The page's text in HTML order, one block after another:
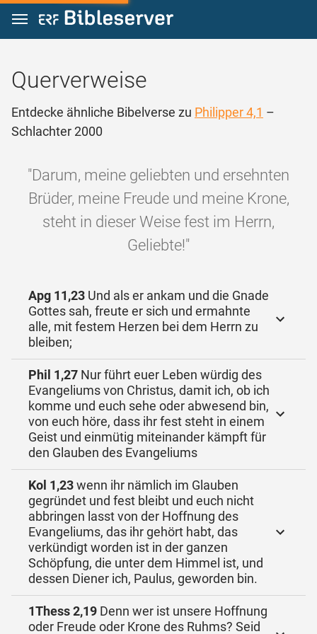
Zum Inhalt springen
Querverweise
Entdecke ähnliche Bibelverse zu Philipper 4,1 –
Schlachter 2000
"Darum, meine geliebten und ersehnten
Brüder, meine Freude und meine Krone,
steht in dieser Weise fest im Herrn,
Geliebte!"
Apg 11,23 Und als er ankam und die Gnade
Gottes sah, freute er sich und ermahnte
alle, mit festem Herzen bei dem Herrn zu
bleiben;
Phil 1,27 Nur führt euer Leben würdig des
Evangeliums von Christus, damit ich, ob ich
komme und euch sehe oder abwesend bin,
von euch höre, dass ihr fest steht in einem
Geist und einmütig miteinander kämpft für
den Glauben des Evangeliums
Kol 1,23wenn ihr nämlich im Glauben
gegründet und fest bleibt und euch nicht
abbringen lasst von der Hoffnung des
Evangeliums, das ihr gehört habt, das
verkündigt worden ist in der ganzen
Schöpfung, die unter dem Himmel ist, und
dessen Diener ich, Paulus, geworden bin.
1Thess 2,19 Denn wer ist unsere Hoffnung
oder Freude oder Krone des Ruhms? Seid